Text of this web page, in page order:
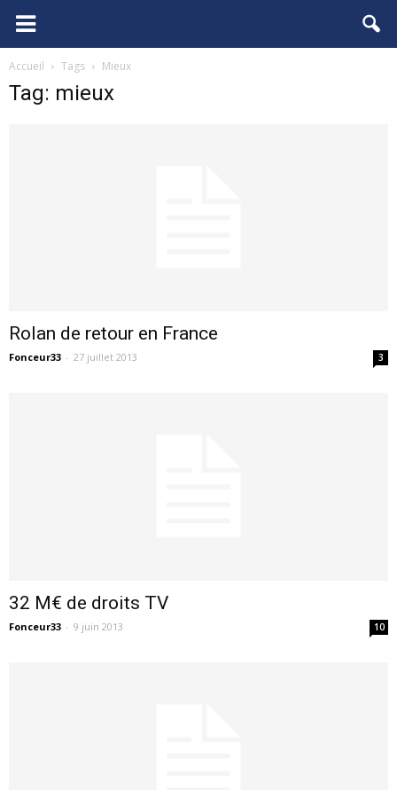
FCGB.net
Accueil Tags Mieux
Tag: mieux
Rolan de retour en France
Fonceur33 - 27 juillet 2013 3
32 M€ de droits TV
Fonceur33 - 9 juin 2013 10